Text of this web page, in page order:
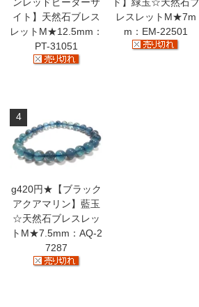
スギライト
3点
NEW!!26.3.27
アクアマリン
リビアングラス3点
スピネル
NEW!!26.3.12
タイチンルチル
ラブラドライト
NEW!!26.3.5
グラナイト
デンドライト2点
NEW!!26.2.26
タイチンルチル
ンレッドピーターサ
イト】天然石ブレス
レットM★12.5mm：
PT-31051
ド】緑玉☆天然石ブ
レスレットM★7m
m：EM-22501
4
g420円★【ブラック
アクアマリン】藍玉
☆天然石ブレスレッ
トM★7.5mm：AQ-2
7287